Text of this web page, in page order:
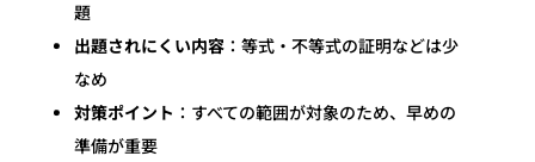
題
出題されにくい内容 ：等式・不等式の証明などは少
なめ
対策ポイント ：すべての範囲が対象のため、早めの
準備が重要